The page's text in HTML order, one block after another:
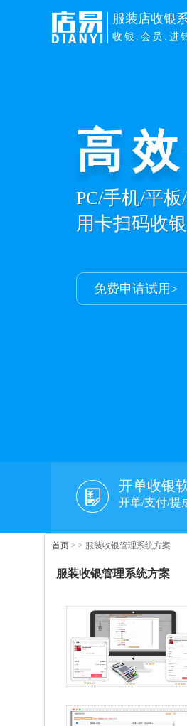
服装店收银
收银.会员.进
高
PC/手机/平
用卡扫码收
免费申请试用>
开单收银
开单/支付/提
首页 > > 服装收银管理系统方案
服装收银管理系统方案